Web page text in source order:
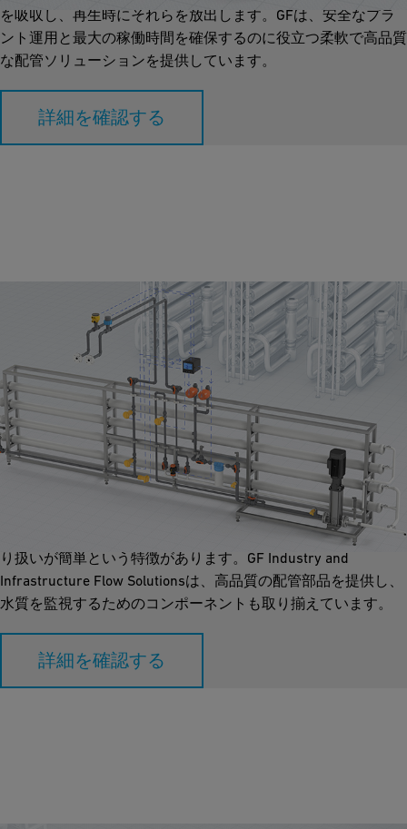
を吸収し、再生時にそれらを放出します。GFは、安全なプラ
ント運用と最大の稼働時間を確保するのに役立つ柔軟で高品質
な配管ソリューションを提供しています。
詳細を確認する
逆浸透
逆浸透技術は、高圧半透膜を通して汚染された水をろ過し、ほ
とんどすべての鉱物、細菌、粒子などの汚染物質を除去しま
す。これには化学薬品が不要で、エネルギー消費が少なく、取
り扱いが簡単という特徴があります。GF Industry and
Infrastructure Flow Solutionsは、高品質の配管部品を提供し、
水質を監視するためのコンポーネントも取り揃えています。
詳細を確認する